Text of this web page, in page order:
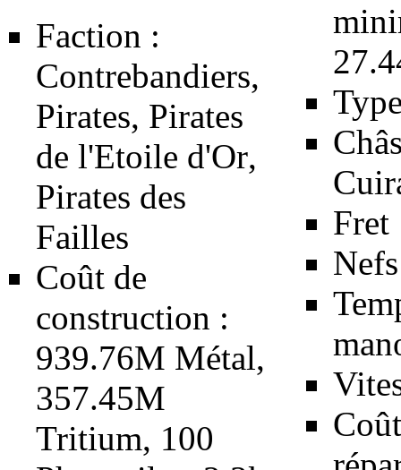
Faction :
Contrebandiers,
Pirates, Pirates
de l'Etoile d'Or,
Pirates des
Failles
Coût de
construction :
939.76M Métal,
357.45M
Tritium, 100
Fret